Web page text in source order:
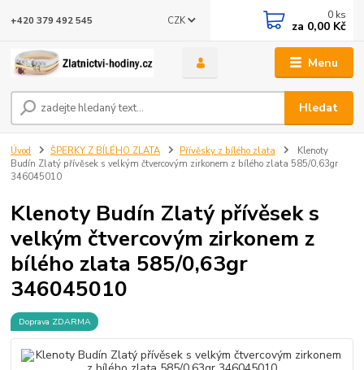
Menu
CZK
Hledat
+420 379 492 545 0 ks
za 0,00 Kč
Úvod ŠPERKY Z BÍLÉHO ZLATA Přívěsky z bílého zlata
Klenoty
Budín Zlatý přívěsek s velkým čtvercovým zirkonem z bílého zlata 585/0,63gr
346045010
Klenoty Budín Zlatý přívěsek s
velkým čtvercovým zirkonem z
bílého zlata 585/0,63gr
346045010
Doprava ZDARMA